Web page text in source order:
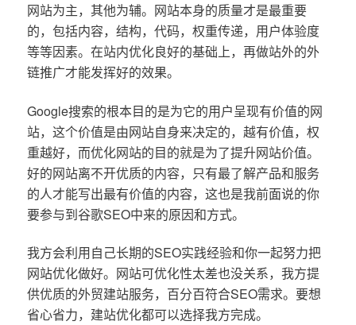
网站为主，其他为辅。网站本身的质量才是最重要
的，包括内容，结构，代码，权重传递，用户体验度
等等因素。在站内优化良好的基础上，再做站外的外
链推广才能发挥好的效果。
Google搜索的根本目的是为它的用户呈现有价值的网
站，这个价值是由网站自身来决定的，越有价值，权
重越好，而优化网站的目的就是为了提升网站价值。
好的网站离不开优质的内容，只有最了解产品和服务
的人才能写出最有价值的内容，这也是我前面说的你
要参与到谷歌SEO中来的原因和方式。
我方会利用自己长期的SEO实践经验和你一起努力把
网站优化做好。网站可优化性太差也没关系，我方提
供优质的外贸建站服务，百分百符合SEO需求。要想
省心省力，建站优化都可以选择我方完成。